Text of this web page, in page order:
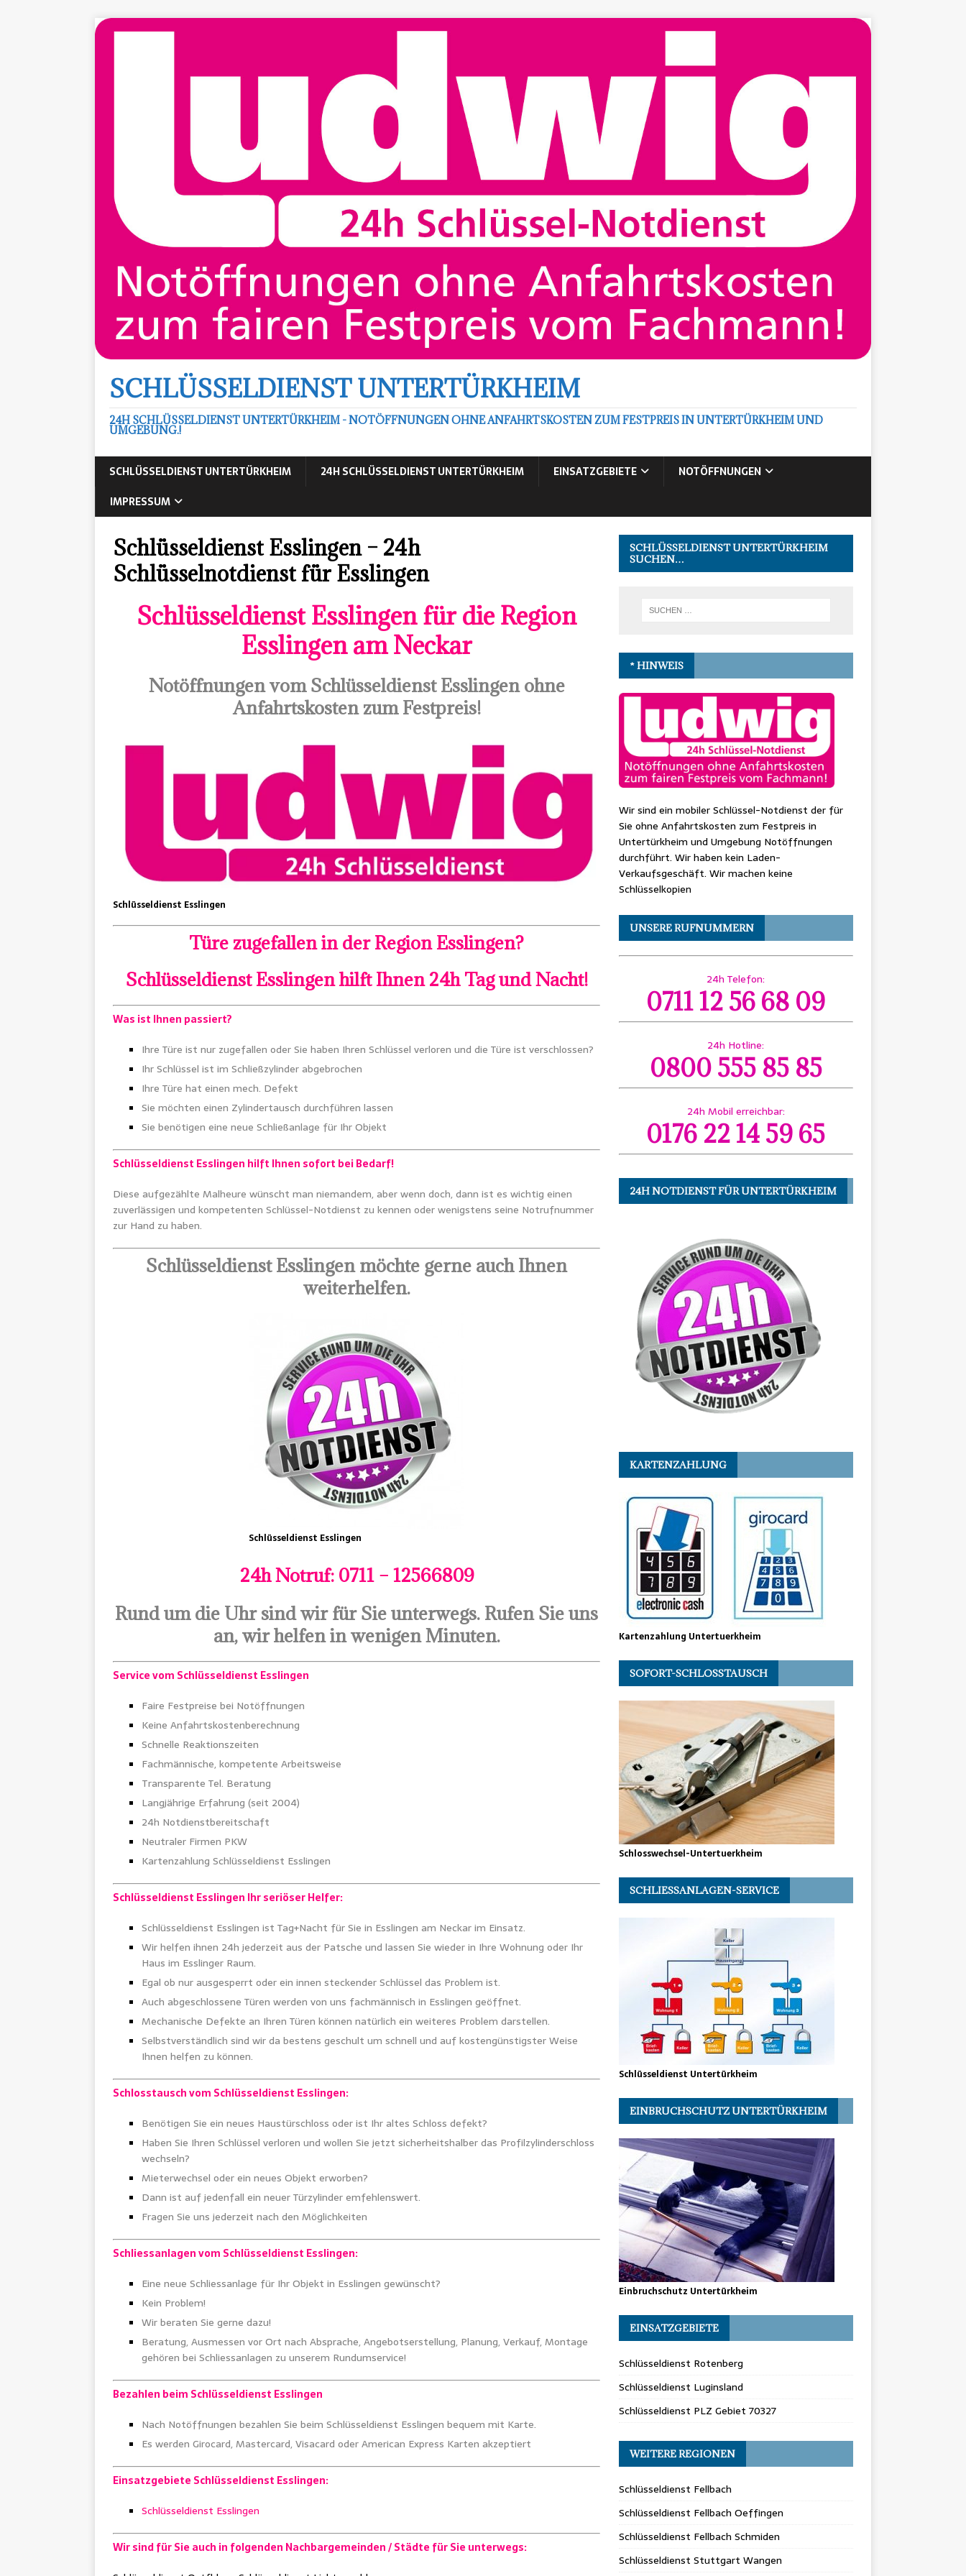
SCHLÜSSELDIENST UNTERTÜRKHEIM
24H SCHLÜSSELDIENST UNTERTÜRKHEIM - NOTÖFFNUNGEN OHNE ANFAHRTSKOSTEN ZUM FESTPREIS IN UNTERTÜRKHEIM UND
UMGEBUNG.!
SCHLÜSSELDIENST UNTERTÜRKHEIM 24H SCHLÜSSELDIENST UNTERTÜRKHEIM EINSATZGEBIETE
NOTÖFFNUNGEN
IMPRESSUM
Schlüsseldienst Esslingen – 24h
Schlüsselnotdienst für Esslingen
Schlüsseldienst Esslingen für die Region
Esslingen am Neckar
Notöffnungen vom Schlüsseldienst Esslingen ohne
Anfahrtskosten zum Festpreis!
Schlüsseldienst Esslingen
Türe zugefallen in der Region Esslingen?
Schlüsseldienst Esslingen hilft Ihnen 24h Tag und Nacht!
Was ist Ihnen passiert?
Ihre Türe ist nur zugefallen oder Sie haben Ihren Schlüssel verloren und die Türe ist verschlossen?
Ihr Schlüssel ist im Schließzylinder abgebrochen
Ihre Türe hat einen mech. Defekt
Sie möchten einen Zylindertausch durchführen lassen
Sie benötigen eine neue Schließanlage für Ihr Objekt
Schlüsseldienst Esslingen hilft Ihnen sofort bei Bedarf!
Diese aufgezählte Malheure wünscht man niemandem, aber wenn doch, dann ist es wichtig einen
zuverlässigen und kompetenten Schlüssel-Notdienst zu kennen oder wenigstens seine Notrufnummer
zur Hand zu haben.
Schlüsseldienst Esslingen möchte gerne auch Ihnen
weiterhelfen.
Schlüsseldienst Esslingen
24h Notruf: 0711 – 12566809
Rund um die Uhr sind wir für Sie unterwegs. Rufen Sie uns
an, wir helfen in wenigen Minuten.
Service vom Schlüsseldienst Esslingen
Faire Festpreise bei Notöffnungen
Keine Anfahrtskostenberechnung
Schnelle Reaktionszeiten
Fachmännische, kompetente Arbeitsweise
Transparente Tel. Beratung
Langjährige Erfahrung (seit 2004)
24h Notdienstbereitschaft
Neutraler Firmen PKW
Kartenzahlung Schlüsseldienst Esslingen
Schlüsseldienst Esslingen Ihr seriöser Helfer:
Schlüsseldienst Esslingen ist Tag+Nacht für Sie in Esslingen am Neckar im Einsatz.
Wir helfen ihnen 24h jederzeit aus der Patsche und lassen Sie wieder in Ihre Wohnung oder Ihr
Haus im Esslinger Raum.
Egal ob nur ausgesperrt oder ein innen steckender Schlüssel das Problem ist.
Auch abgeschlossene Türen werden von uns fachmännisch in Esslingen geöffnet.
Mechanische Defekte an Ihren Türen können natürlich ein weiteres Problem darstellen.
Selbstverständlich sind wir da bestens geschult um schnell und auf kostengünstigster Weise
Ihnen helfen zu können.
Schlosstausch vom Schlüsseldienst Esslingen:
Benötigen Sie ein neues Haustürschloss oder ist Ihr altes Schloss defekt?
Haben Sie Ihren Schlüssel verloren und wollen Sie jetzt sicherheitshalber das Profilzylinderschloss
wechseln?
Mieterwechsel oder ein neues Objekt erworben?
Dann ist auf jedenfall ein neuer Türzylinder emfehlenswert.
Fragen Sie uns jederzeit nach den Möglichkeiten
Schliessanlagen vom Schlüsseldienst Esslingen:
Eine neue Schliessanlage für Ihr Objekt in Esslingen gewünscht?
Kein Problem!
Wir beraten Sie gerne dazu!
Beratung, Ausmessen vor Ort nach Absprache, Angebotserstellung, Planung, Verkauf, Montage
gehören bei Schliessanlagen zu unserem Rundumservice!
Bezahlen beim Schlüsseldienst Esslingen
Nach Notöffnungen bezahlen Sie beim Schlüsseldienst Esslingen bequem mit Karte.
Es werden Girocard, Mastercard, Visacard oder American Express Karten akzeptiert
Einsatzgebiete Schlüsseldienst Esslingen:
Schlüsseldienst Esslingen
Wir sind für Sie auch in folgenden Nachbargemeinden / Städte für Sie unterwegs:
SCHLÜSSELDIENST UNTERTÜRKHEIM
SUCHEN…
* HINWEIS
Wir sind ein mobiler Schlüssel-Notdienst der für
Sie ohne Anfahrtskosten zum Festpreis in
Untertürkheim und Umgebung Notöffnungen
durchführt. Wir haben kein Laden-
Verkaufsgeschäft. Wir machen keine
Schlüsselkopien
UNSERE RUFNUMMERN
24h Telefon:
0711 12 56 68 09
24h Hotline:
0800 555 85 85
24h Mobil erreichbar:
0176 22 14 59 65
24H NOTDIENST FÜR UNTERTÜRKHEIM
KARTENZAHLUNG
Kartenzahlung Untertuerkheim
SOFORT-SCHLOSSTAUSCH
Schlosswechsel-Untertuerkheim
SCHLIESSANLAGEN-SERVICE
Schlüsseldienst Untertürkheim
EINBRUCHSCHUTZ UNTERTÜRKHEIM
Einbruchschutz Untertürkheim
EINSATZGEBIETE
Schlüsseldienst Rotenberg
Schlüsseldienst Luginsland
Schlüsseldienst PLZ Gebiet 70327
WEITERE REGIONEN
Schlüsseldienst Fellbach
Schlüsseldienst Fellbach Oeffingen
Schlüsseldienst Fellbach Schmiden
Schlüsseldienst Stuttgart Wangen